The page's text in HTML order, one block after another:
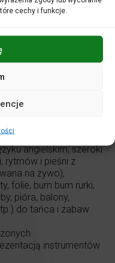
cechy i funkcje.
własny, wyjątkowy
z różnych kultur),
learningowego
angielskim, szeroki
rytmów i pieśni z
na żywo),
folie, bum bum rurki,
pióra, balony,
do tańca i zabaw
instrumentów